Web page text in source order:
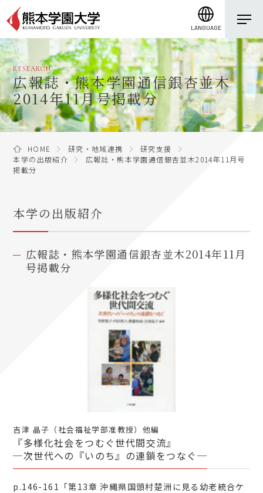
LANGUAGE
RESEARCH
広報誌・熊本学園通信銀杏並木
2014年11月号掲載分
HOME 研究・地域連携
研究支援
本学の出版紹介
広報誌・熊本学園通信銀杏並木2014年11月号
掲載分
本学の出版紹介
広報誌・熊本学園通信銀杏並木2014年11月
号掲載分
吉津 晶子（社会福祉学部准教授）他編
『多様化社会をつむぐ世代間交流』
─次世代への『いのち』の連鎖をつなぐ─
p.146-161「第13章 沖縄県国頭村楚洲に見る幼老統合ケ